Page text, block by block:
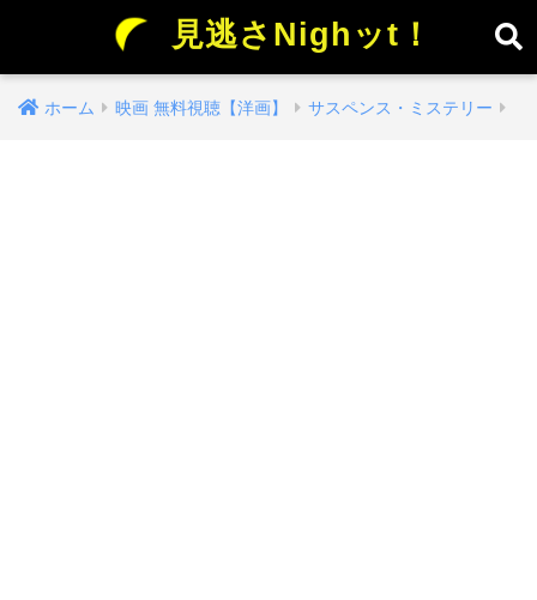
見逃さNighッt！
ホーム 映画 無料視聴【洋画】 サスペンス・ミステリー